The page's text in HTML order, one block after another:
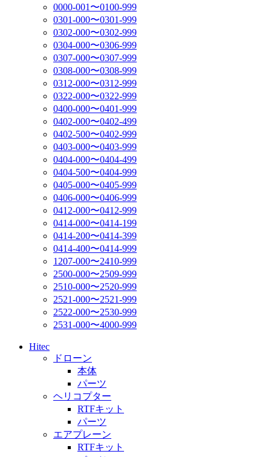
0000-001〜0100-999
0301-000〜0301-999
0302-000〜0302-999
0304-000〜0306-999
0307-000〜0307-999
0308-000〜0308-999
0312-000〜0312-999
0322-000〜0322-999
0400-000〜0401-999
0402-000〜0402-499
0402-500〜0402-999
0403-000〜0403-999
0404-000〜0404-499
0404-500〜0404-999
0405-000〜0405-999
0406-000〜0406-999
0412-000〜0412-999
0414-000〜0414-199
0414-200〜0414-399
0414-400〜0414-999
1207-000〜2410-999
2500-000〜2509-999
2510-000〜2520-999
2521-000〜2521-999
2522-000〜2530-999
2531-000〜4000-999
Hitec
ドローン
本体
パーツ
ヘリコプター
RTFキット
パーツ
エアプレーン
RTFキット